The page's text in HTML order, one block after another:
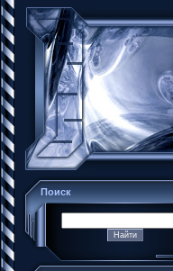
Поиск